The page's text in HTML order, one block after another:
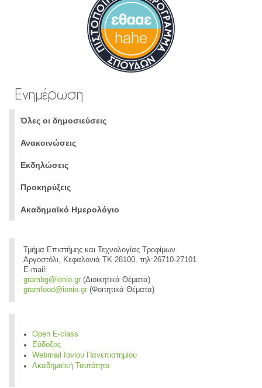
Ενημέρωση
Όλες οι δημοσιεύσεις
Ανακοινώσεις
Εκδηλώσεις
Προκηρύξεις
Ακαδημαϊκό Ημερολόγιο
Τμήμα Επιστήμης και Τεχνολογίας Τροφίμων
Αργοστόλι, Κεφαλονιά ΤΚ 28100, τηλ:26710-27101
E-mail:
grambg@ionio.gr (Διοικητικά Θέματα)
gramfood@ionio.gr (Φοιτητικά Θέματα)
Open E-class
Εύδοξος
Webmail Ιονίου Πανεπιστημίου
Ακαδημαϊκή Ταυτότητα